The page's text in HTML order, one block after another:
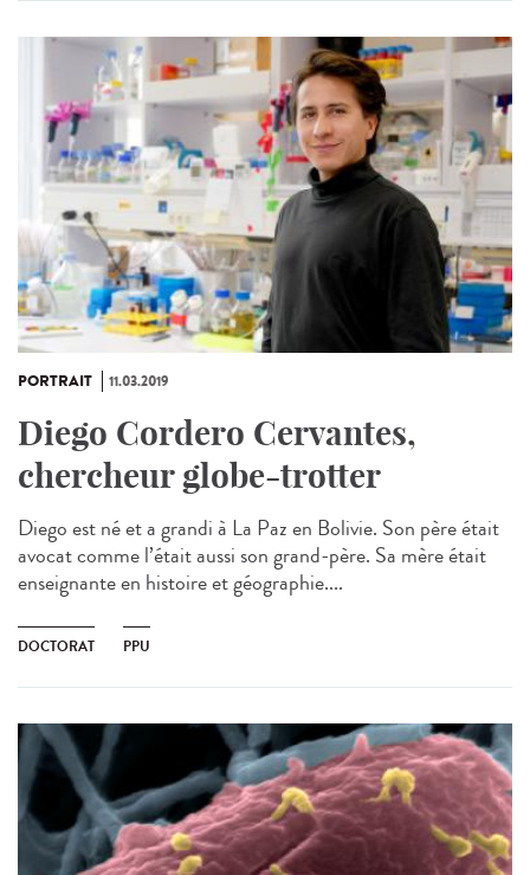
PORTRAIT 11.03.2019
Diego Cordero Cervantes,
chercheur globe-trotter
Diego est né et a grandi à La Paz en Bolivie. Son père était
avocat comme l’était aussi son grand-père. Sa mère était
enseignante en histoire et géographie....
DOCTORAT PPU